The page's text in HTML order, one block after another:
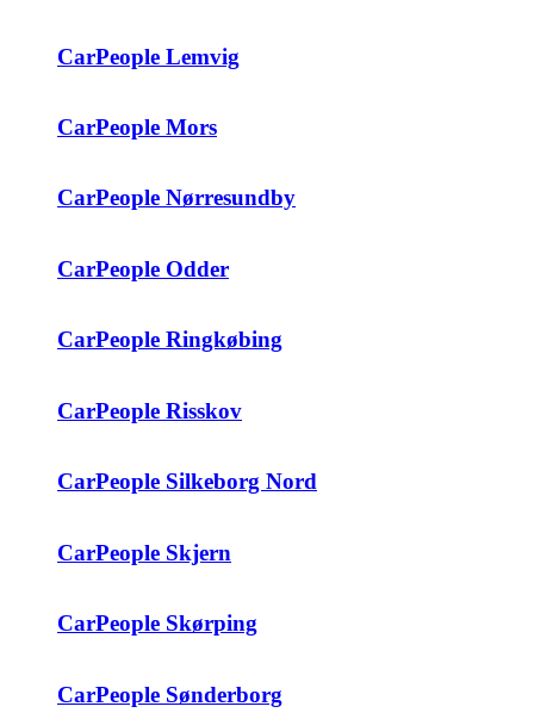
CarPeople Lemvig
CarPeople Mors
CarPeople Nørresundby
CarPeople Odder
CarPeople Ringkøbing
CarPeople Risskov
CarPeople Silkeborg Nord
CarPeople Skjern
CarPeople Skørping
CarPeople Sønderborg